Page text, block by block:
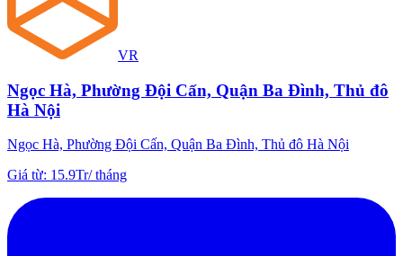
VR
Ngọc Hà, Phường Đội Cấn, Quận Ba Đình, Thủ đô
Hà Nội
Ngọc Hà, Phường Đội Cấn, Quận Ba Đình, Thủ đô Hà Nội
Giá từ: 15.9Tr/tháng